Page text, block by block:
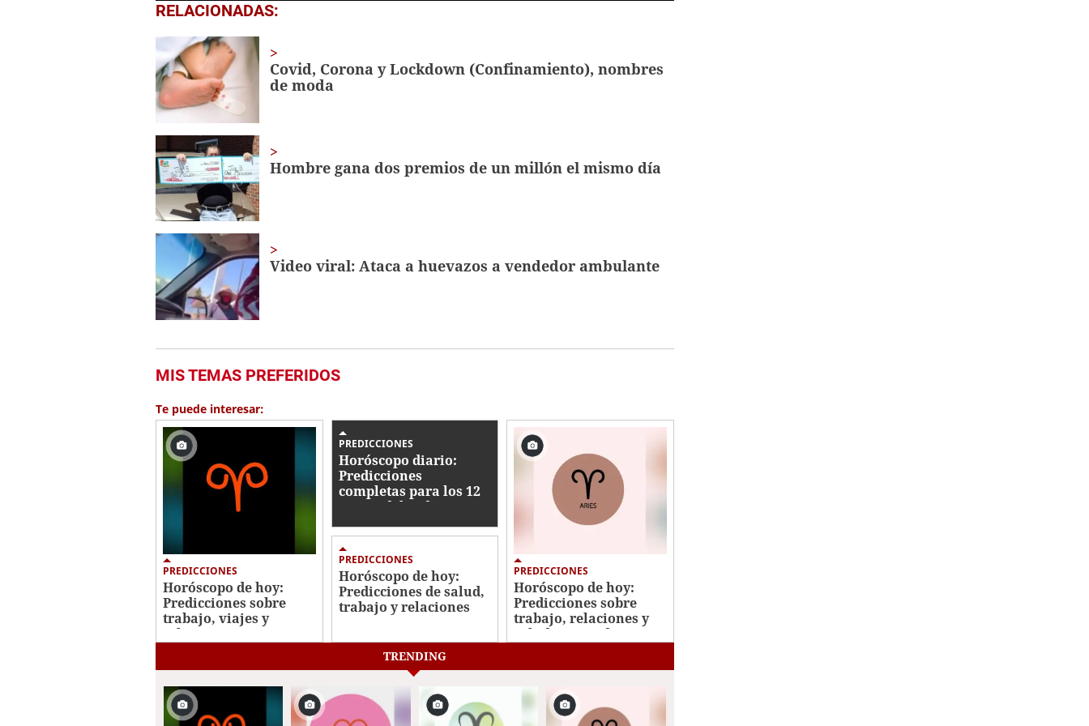
0
seconds
minutes,
32
secondsVolume
0%
RELACIONADAS:
Covid, Corona y Lockdown (Confinamiento), nombres
de moda
Hombre gana dos premios de un millón el mismo día
Video viral: Ataca a huevazos a vendedor ambulante
MIS TEMAS PREFERIDOS
Te puede interesar:
PREDICCIONES
Horóscopo de hoy:
Predicciones sobre
trabajo, viajes y
relaciones para tu
PREDICCIONES
Horóscopo diario:
Predicciones
completas para los 12
signos del zodiaco
PREDICCIONES
Horóscopo de hoy:
Predicciones de salud,
trabajo y relaciones
PREDICCIONES
Horóscopo de hoy:
Predicciones sobre
trabajo, relaciones y
salud para cada signo
TRENDING